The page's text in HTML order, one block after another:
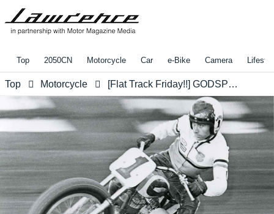
Top 2050CN Motorcycle Car e-Bike Camera
Top Motorcycle [Flat Track Friday!!] GODSPEED, MERT!! 全米チャンピオンでビルダーでパイオニアで永遠のON ANY SUDAYなあのお方、逝く。